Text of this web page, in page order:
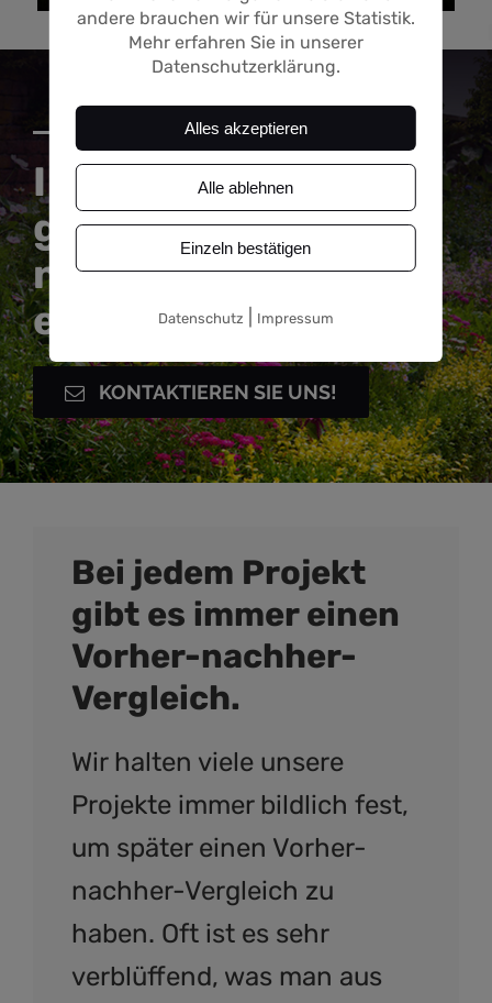
Ihr persönliches
grünes Paradies ist
nur ein Klick
entfernt.
KONTAKTIEREN SIE UNS!
Bei jedem Projekt
gibt es immer einen
Vorher-nachher-
Vergleich.
Wir halten viele unsere
Projekte immer bildlich fest,
um später einen Vorher-
nachher-Vergleich zu
haben. Oft ist es sehr
verblüffend, was man aus
andere brauchen wir für unsere Statistik.
Mehr erfahren Sie in unserer
Datenschutzerklärung.
Alles akzeptieren
Alle ablehnen
Einzeln bestätigen
Datenschutz Impressum